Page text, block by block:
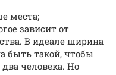
места;
зависит от
В идеале ширина
быть такой, чтобы
человека. Но